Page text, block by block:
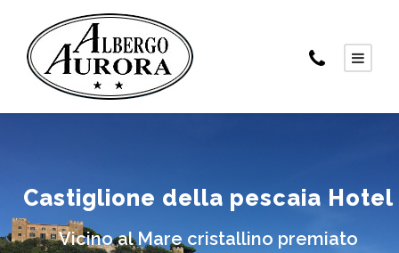
Castiglione della pescaia Hotel
Vicino al Mare cristallino premiato